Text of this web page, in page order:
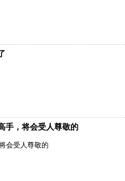
手，将会受人尊敬的
会受人尊敬的